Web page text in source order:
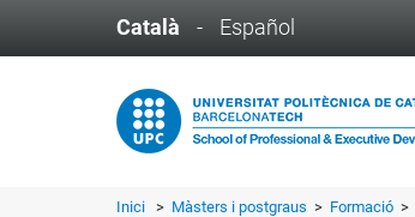
Català - Español
Inici > Màsters i postgraus > Formació >